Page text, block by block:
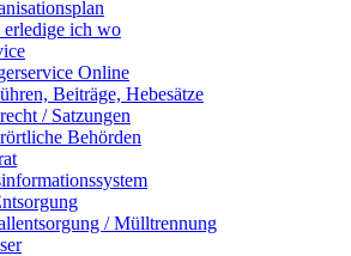
erledige ich wo
Online
Beiträge, Hebesätze
/ Satzungen
Behörden
/ Mülltrennung